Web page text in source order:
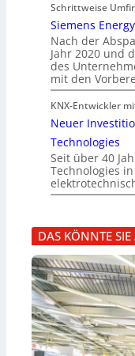
Schrittweise
Siemens
Nach der
Jahr 2020 und
des
mit den
KNX-Entwickler
Neuer
Technologies
Seit über 40
Technologies
DAS KÖNNTE SIE